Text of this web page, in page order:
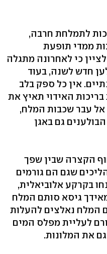
לתמלחת חרבה,
ממדי תופעת
כי לאחרונה מתגלה
חדש לשנה, בעוד
אין כל ספק בלב
האידוי תאיץ את
עבר שכבות המלח,
גם באגן
הקצרה שבין שפך
שגם הם גורמים
בקרקע אלוביאלית,
גיסא סותם המלח
המלח נאלצים להעלות
לעליית מפלס המים
את המלונות.